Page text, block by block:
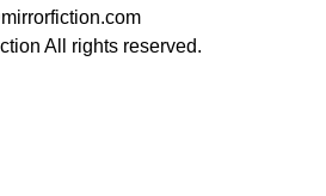
All rights reserved.